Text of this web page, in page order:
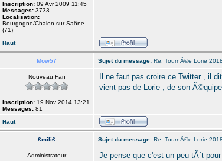
Inscription: 09 Avr 2009 11:45
Messages: 3733
Localisation:
Bourgogne/Chalon-sur-Saône
(71)
Haut
Mow57 Sujet du message: Re: TournÃ©e Lorie
Nouveau Fan
Inscription: 19 Nov 2014 13:21
Messages: 81
Il ne faut pas croire ce Twitter , il
vient pas de Lorie , de son
Haut
£mili£ Sujet du message: Re: TournÃ©e Lorie
Administrateur
Je pense que c'est un peu tÃ´t